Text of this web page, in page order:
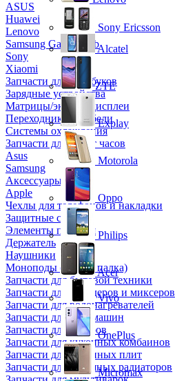
ASUS
Huawei
Lenovo
Samsung Galaxy Tab
Sony
Xiaomi
Запчасти для ноутбуков
Зарядные устройства
Матрицы/экраны/дисплеи
Переходники и кабели
Системы охлаждения
Запчасти для смарт часов
Asus
Samsung
Аксессуары
Apple
Чехлы для телефонов и накладки
Защитные стекла
Элементы питания
Держатель
Наушники
Моноподы (Селфи палка)
Запчасти для бытовой техники
Запчасти для блендеров и миксеров
Запчасти для водонагревателей
Запчасти для кофемашин
Запчасти для кулеров
Запчасти для кухонных комбаинов
Запчасти для кухонных плит
Запчасти для масляных радиаторов
Sony Ericsson
Alcatel
ZTE
Explay
Motorola
Oppo
Philips
Acer
Vivo
OnePlus
Micromax